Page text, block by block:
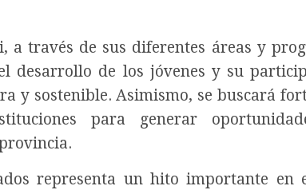
a través de sus diferentes áreas y
desarrollo de los jóvenes y su
y sostenible. Asimismo, se buscará
para generar
representa un hito importante en